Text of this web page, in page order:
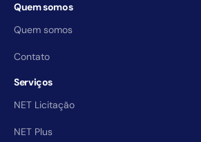
Quem somos
Quem somos
Contato
Serviços
NET Licitação
NET Plus